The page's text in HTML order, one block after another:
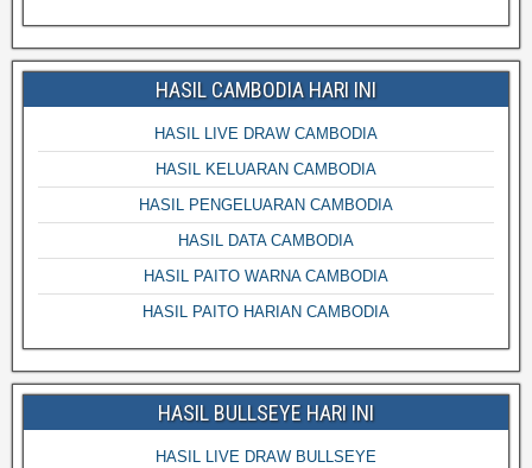
HASIL CAMBODIA HARI INI
HASIL LIVE DRAW CAMBODIA
HASIL KELUARAN CAMBODIA
HASIL PENGELUARAN CAMBODIA
HASIL DATA CAMBODIA
HASIL PAITO WARNA CAMBODIA
HASIL PAITO HARIAN CAMBODIA
HASIL BULLSEYE HARI INI
HASIL LIVE DRAW BULLSEYE